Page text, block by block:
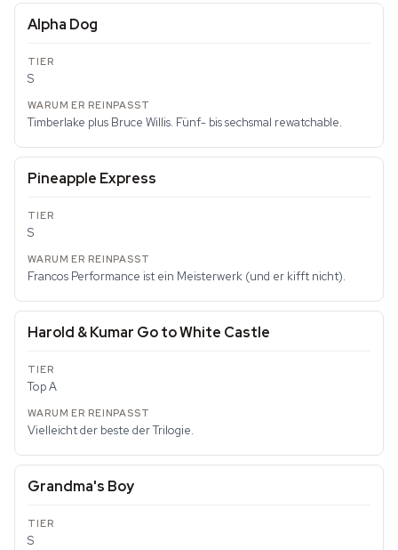
Alpha Dog
S
Timberlake plus Bruce Willis. Fünf- bis sechsmal rewatchable.
Pineapple Express
S
Francos Performance ist ein Meisterwerk (und er kifft nicht).
Harold & Kumar Go to White Castle
Top A
Vielleicht der beste der Trilogie.
Grandma's Boy
S